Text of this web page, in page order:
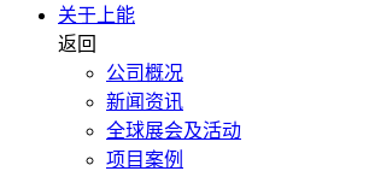
关于上能
返回
公司概况
新闻资讯
全球展会及活动
项目案例